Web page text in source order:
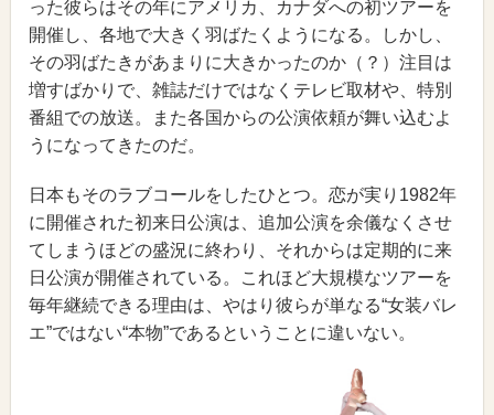
った彼らはその年にアメリカ、カナダへの初ツアーを
開催し、各地で大きく羽ばたくようになる。しかし、
その羽ばたきがあまりに大きかったのか（？）注目は
増すばかりで、雑誌だけではなくテレビ取材や、特別
番組での放送。また各国からの公演依頼が舞い込むよ
うになってきたのだ。
日本もそのラブコールをしたひとつ。恋が実り1982年
に開催された初来日公演は、追加公演を余儀なくさせ
てしまうほどの盛況に終わり、それからは定期的に来
日公演が開催されている。これほど大規模なツアーを
毎年継続できる理由は、やはり彼らが単なる“女装バレ
エ”ではない“本物”であるということに違いない。